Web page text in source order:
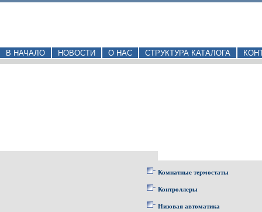
В НАЧАЛО НОВОСТИ О НАС СТРУКТУРА КАТАЛОГА
Комнатные термостаты
Контроллеры
Низовая автоматика